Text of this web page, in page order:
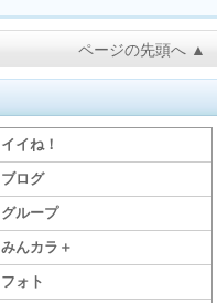
ページの先頭へ ▲
イイね！
ブログ
グループ
みんカラ＋
フォト